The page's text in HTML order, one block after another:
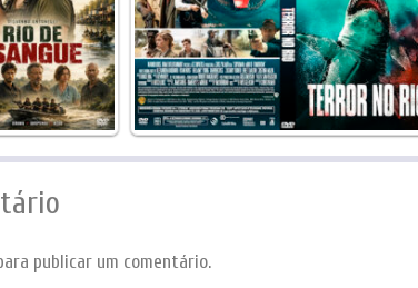
publicar um comentário.